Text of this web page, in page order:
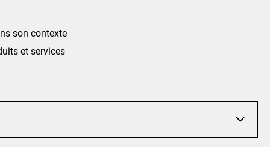
son contexte
et services